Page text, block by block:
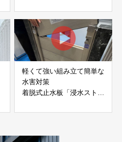
軽くて強い組み立て簡単な
水害対策
着脱式止水板「浸水ストッ
富士工業株式会社